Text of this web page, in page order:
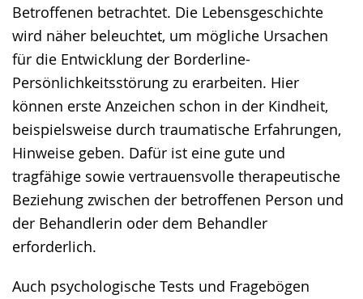
Betroffenen betrachtet. Die Lebensgeschichte
wird näher beleuchtet, um mögliche Ursachen
für die Entwicklung der Borderline-
Persönlichkeitsstörung zu erarbeiten. Hier
können erste Anzeichen schon in der Kindheit,
beispielsweise durch traumatische Erfahrungen,
Hinweise geben. Dafür ist eine gute und
tragfähige sowie vertrauensvolle therapeutische
Beziehung zwischen der betroffenen Person und
der Behandlerin oder dem Behandler
erforderlich.
Auch psychologische Tests und Fragebögen